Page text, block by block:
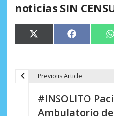
noticias SIN
Compartir
en
X
(Twitter)
Compartir
en
Facebook
Previous Article
#INSOLITO
Ambulatorio